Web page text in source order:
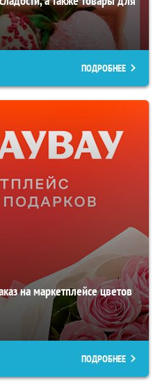
ПОДРОБНЕЕ
на маркетплейсе цветов
ПОДРОБНЕЕ